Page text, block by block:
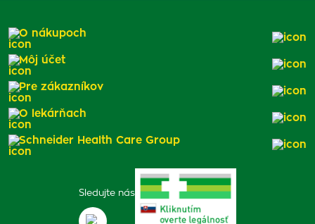
Sledujte nás
O nákupoch
Môj účet
Pre zákazníkov
O lekárňach
Schneider Health Care Group